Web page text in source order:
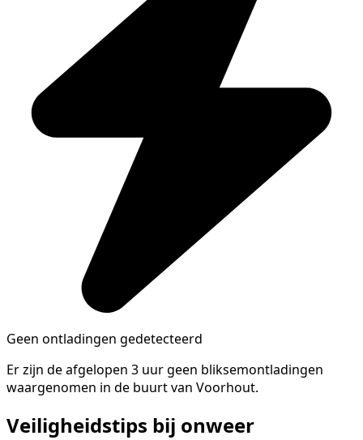
Geen ontladingen gedetecteerd
Er zijn de afgelopen 3 uur geen bliksemontladingen
waargenomen in de buurt van Voorhout.
Veiligheidstips bij onweer